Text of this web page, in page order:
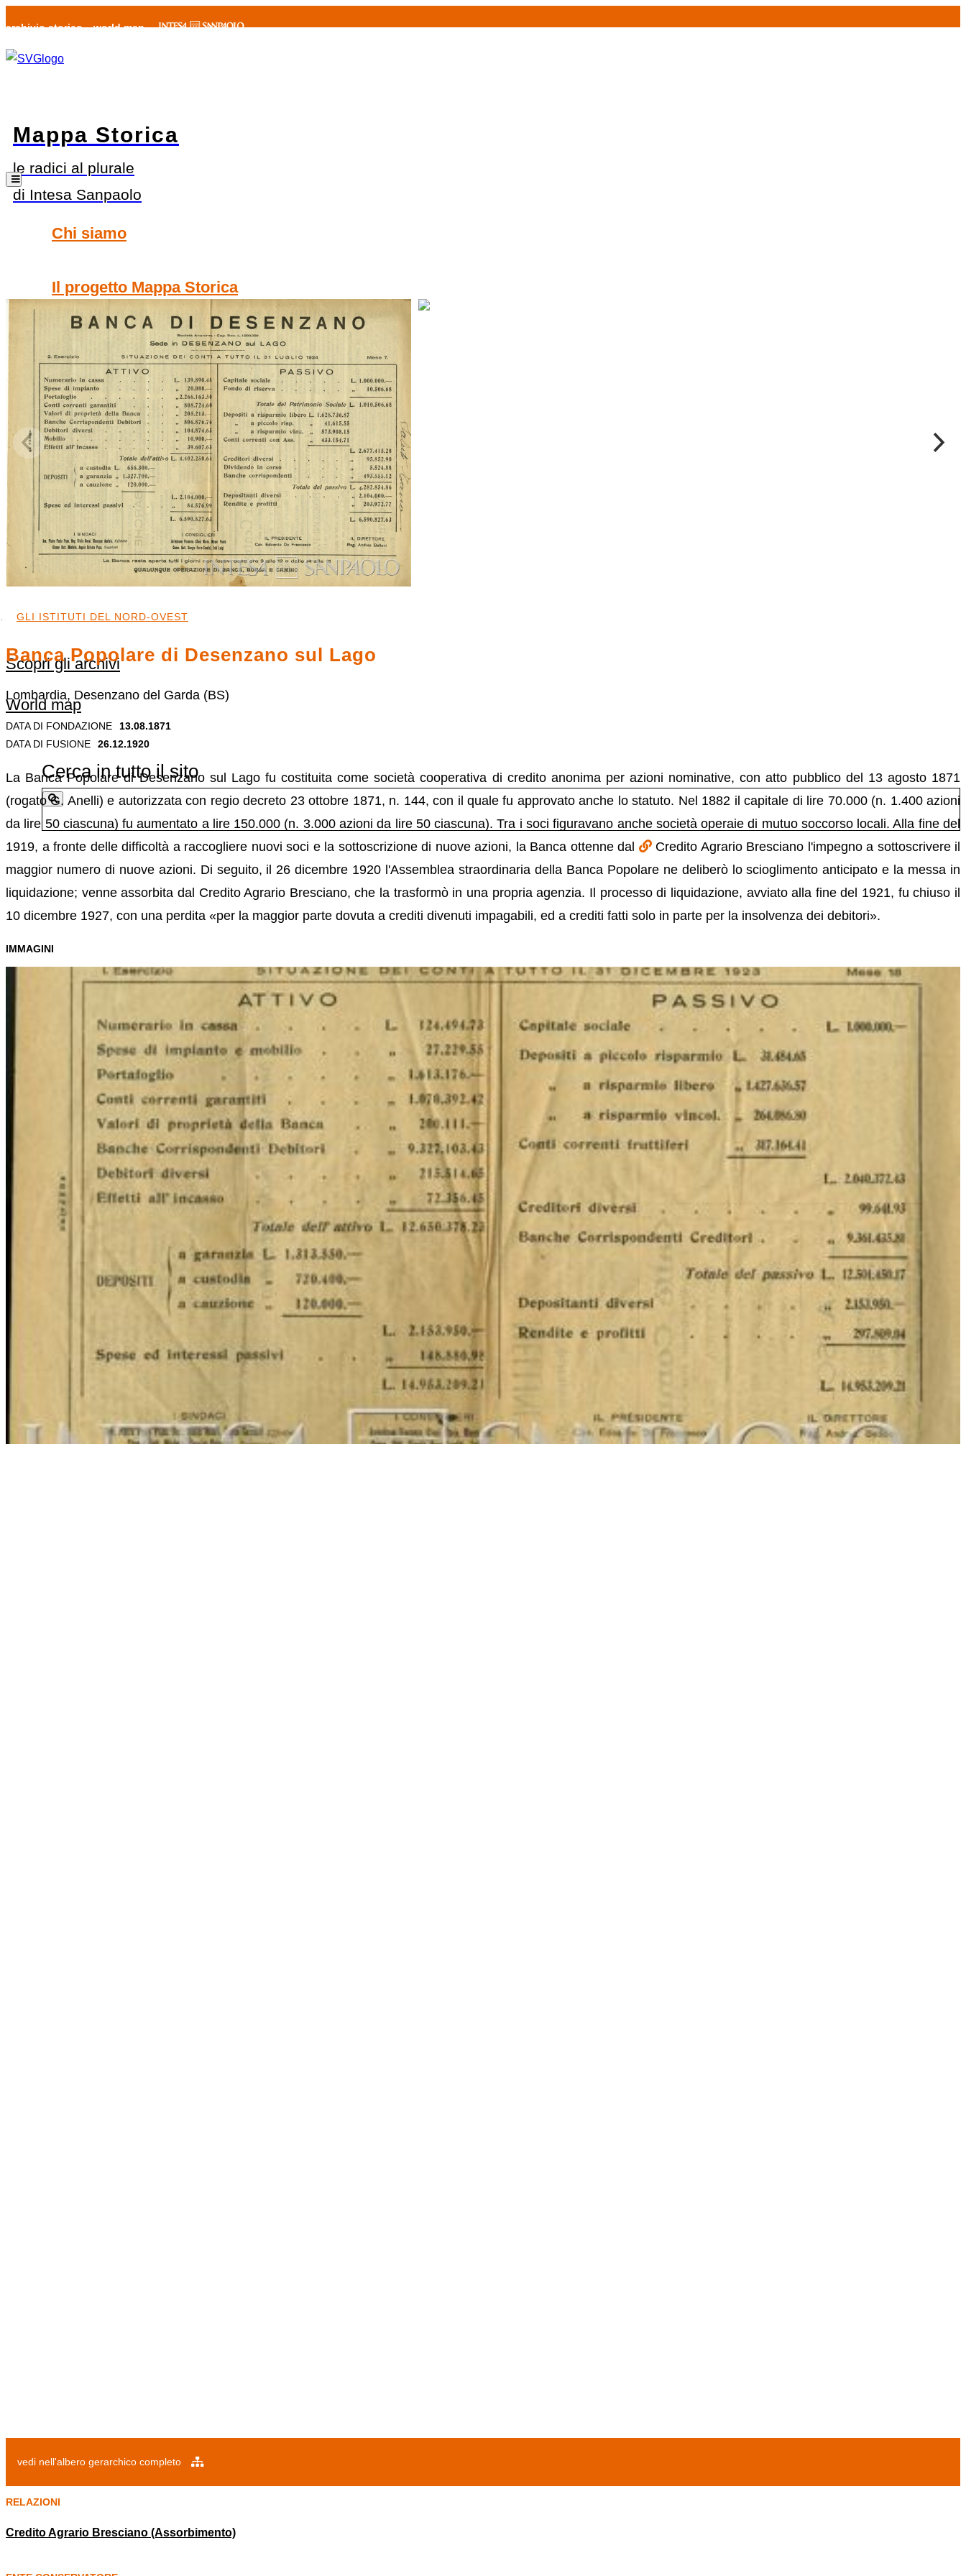
archivio storico world map
Mappa Storica
le radici al plurale
di Intesa Sanpaolo
Chi siamo
Il progetto Mappa Storica
Esplora la mappa
Percorsi
Timeline
Albero gerarchico
Scopri gli archivi
World map
Cerca in tutto il sito
GLI ISTITUTI DEL NORD-OVEST
Banca Popolare di Desenzano sul Lago
Lombardia, Desenzano del Garda (BS)
DATA DI FONDAZIONE
13.08.1871
DATA DI FUSIONE
26.12.1920
La Banca Popolare di Desenzano sul Lago fu costituita come società cooperativa di credito anonima per azioni nominative, con atto pubblico del 13 agosto 1871
(rogato G. Anelli) e autorizzata con regio decreto 23 ottobre 1871, n. 144, con il quale fu approvato anche lo statuto. Nel 1882 il capitale di lire 70.000 (n. 1.400 azioni
da lire 50 ciascuna) fu aumentato a lire 150.000 (n. 3.000 azioni da lire 50 ciascuna). Tra i soci figuravano anche società operaie di mutuo soccorso locali. Alla fine del
1919, a fronte delle difficoltà a raccogliere nuovi soci e la sottoscrizione di nuove azioni, la Banca ottenne dal
Credito Agrario Bresciano l'impegno a sottoscrivere il
maggior numero di nuove azioni. Di seguito, il 26 dicembre 1920 l'Assemblea straordinaria della Banca Popolare ne deliberò lo scioglimento anticipato e la messa in
liquidazione; venne assorbita dal Credito Agrario Bresciano, che la trasformò in una propria agenzia. Il processo di liquidazione, avviato alla fine del 1921, fu chiuso il
10 dicembre 1927, con una perdita «per la maggior parte dovuta a crediti divenuti impagabili, ed a crediti fatti solo in parte per la insolvenza dei debitori».
IMMAGINI
vedi nell'albero gerarchico completo
RELAZIONI
Credito Agrario Bresciano (Assorbimento)